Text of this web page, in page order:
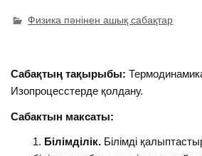
Физика пәнінен ашық сабақтар
Сабақтың тақырыбы:
Изопроцесстерде қолдану.
Сабактын максаты:
Білімділік. Білімді